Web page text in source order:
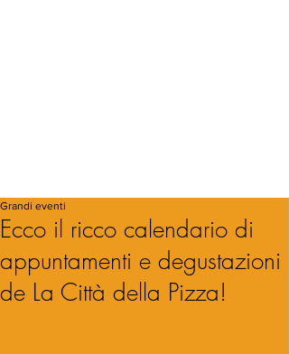
Ecco il ricco calendario di
appuntamenti e degustazioni
de La Città della Pizza!
Grandi eventi